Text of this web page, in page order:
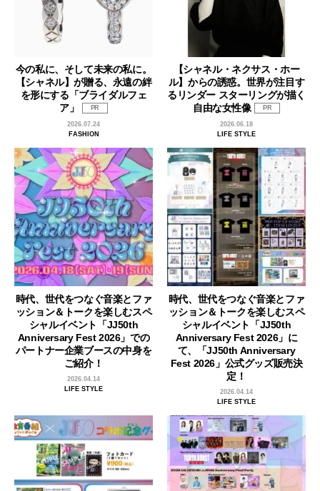
今の私に、そして未来の私に。
【シャネル】が贈る、永遠の絆
を形にする「ブライダルフェ
ア」
PR
2026.07.24
FASHION
【シャネル・ネクサス・ホー
ル】からの誘惑。世界が注目す
るリンダー スターリングが描く
自由な女性像
PR
2026.06.18
LIFE STYLE
時代、世代をつなぐ音楽とファ
ッション＆トークを楽しむスペ
シャルイベント「JJ50th
Anniversary Fest 2026」での
パートナー企業ブースの中身を
ご紹介！
2026.04.14
LIFE STYLE
時代、世代をつなぐ音楽とファ
ッション＆トークを楽しむスペ
シャルイベント「JJ50th
Anniversary Fest 2026」に
て、「JJ50th Anniversary
Fest 2026」公式グッズ販売決
定！
2026.04.14
LIFE STYLE